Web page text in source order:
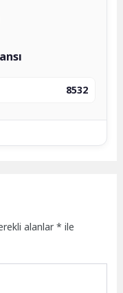
8532
alanlar* ile